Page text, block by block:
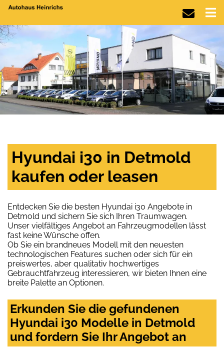
Hyundai i30 in Detmold
kaufen oder leasen
Entdecken Sie die besten Hyundai i30 Angebote in
Detmold und sichern Sie sich Ihren Traumwagen.
Unser vielfältiges Angebot an Fahrzeugmodellen lässt
fast keine Wünsche offen.
Ob Sie ein brandneues Modell mit den neuesten
technologischen Features suchen oder sich für ein
preiswertes, aber qualitativ hochwertiges
Gebrauchtfahrzeug interessieren, wir bieten Ihnen eine
breite Palette an Optionen.
Erkunden Sie die gefundenen
Hyundai i30 Modelle in Detmold
und fordern Sie Ihr Angebot an